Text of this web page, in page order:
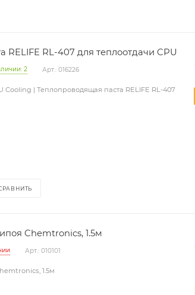
RELIFE RL-407 для теплоотдачи CPU
2 Арт.: 016226
Cooling | Теплопроводящая паста RELIFE RL-407
Chemtronics, 1.5м
Арт.: 010101
1.5м